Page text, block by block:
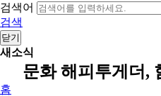
검색어
검색
닫기
새소식
문화 해피투게더,
홈